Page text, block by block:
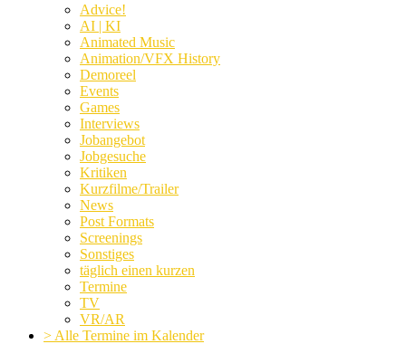
Advice!
AI | KI
Animated Music
Animation/VFX History
Demoreel
Events
Games
Interviews
Jobangebot
Jobgesuche
Kritiken
Kurzfilme/Trailer
News
Post Formats
Screenings
Sonstiges
täglich einen kurzen
Termine
TV
VR/AR
> Alle Termine im Kalender